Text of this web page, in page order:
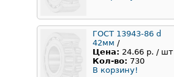
ГОСТ 13943-86 d
42мм /
Цена: 24.66 р. / шт
Кол-во: 730
В корзину!